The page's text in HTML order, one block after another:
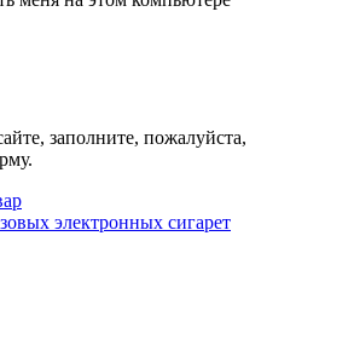
заполните, пожалуйста,
электронных сигарет